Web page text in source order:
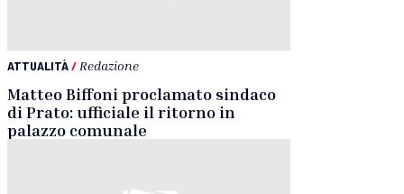
ATTUALITÀ/ Redazione
Matteo Biffoni proclamato sindaco
di Prato: ufficiale il ritorno in
palazzo comunale